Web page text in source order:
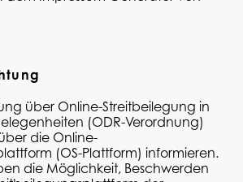
über Online-Streitbeilegung in
(ODR-Verordnung)
die Online-
(OS-Plattform) informieren.
die Möglichkeit, Beschwerden